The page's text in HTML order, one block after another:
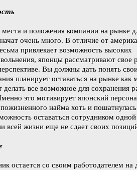
места и положения компании на рынке
очень много. В отличие от
привлекает возможность высоких
японцы рассматривают свое
Вы должны дать понять
планирует оставаться на рынке как
делать все возможное для сохранения
это мотивирует японский
найма хоть и
оставаться сотрудником одной
всей жизни еще не сдает своих
остается со своим работодателем на